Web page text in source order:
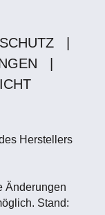
Herstellers
Änderungen
Stand: